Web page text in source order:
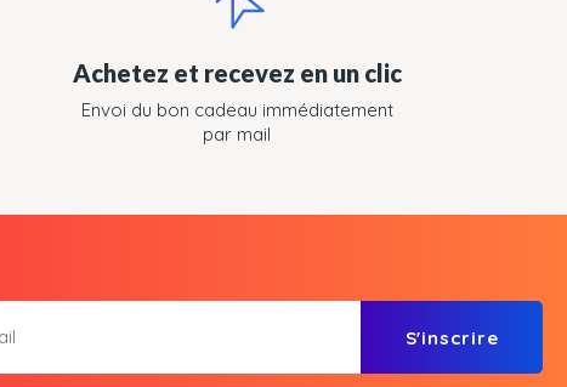
Achetez et recevez en un clic
Envoi du bon cadeau immédiatement
par mail
S'inscrire